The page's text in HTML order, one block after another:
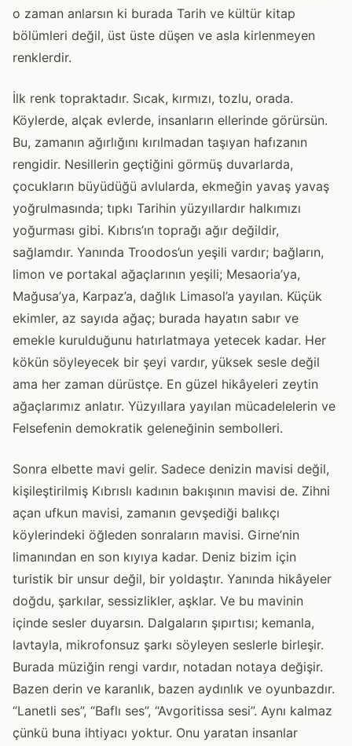
o zaman anlarsın ki burada Tarih ve kültür kitap
bölümleri değil, üst üste düşen ve asla kirlenmeyen
renklerdir.
İlk renk topraktadır. Sıcak, kırmızı, tozlu, orada.
Köylerde, alçak evlerde, insanların ellerinde görürsün.
Bu, zamanın ağırlığını kırılmadan taşıyan hafızanın
rengidir. Nesillerin geçtiğini görmüş duvarlarda,
çocukların büyüdüğü avlularda, ekmeğin yavaş yavaş
yoğrulmasında; tıpkı Tarihin yüzyıllardır halkımızı
yoğurması gibi. Kıbrıs’ın toprağı ağır değildir,
sağlamdır. Yanında Troodos’un yeşili vardır; bağların,
limon ve portakal ağaçlarının yeşili; Mesaoria’ya,
Mağusa’ya, Karpaz’a, dağlık Limasol’a yayılan. Küçük
ekimler, az sayıda ağaç; burada hayatın sabır ve
emekle kurulduğunu hatırlatmaya yetecek kadar. Her
kökün söyleyecek bir şeyi vardır, yüksek sesle değil
ama her zaman dürüstçe. En güzel hikâyeleri zeytin
ağaçlarımız anlatır. Yüzyıllara yayılan mücadelelerin ve
Felsefenin demokratik geleneğinin sembolleri.
Sonra elbette mavi gelir. Sadece denizin mavisi değil,
kişileştirilmiş Kıbrıslı kadının bakışının mavisi de. Zihni
açan ufkun mavisi, zamanın gevşediği balıkçı
köylerindeki öğleden sonraların mavisi. Girne’nin
limanından en son kıyıya kadar. Deniz bizim için
turistik bir unsur değil, bir yoldaştır. Yanında hikâyeler
doğdu, şarkılar, sessizlikler, aşklar. Ve bu mavinin
içinde sesler duyarsın. Dalgaların şıpırtısı; kemanla,
lavtayla, mikrofonsuz şarkı söyleyen seslerle birleşir.
Burada müziğin rengi vardır, notadan notaya değişir.
Bazen derin ve karanlık, bazen aydınlık ve oyunbazdır.
“Lanetli ses”, “Baflı ses”, “Avgoritissa sesi”. Aynı kalmaz
çünkü buna ihtiyacı yoktur. Onu yaratan insanlar